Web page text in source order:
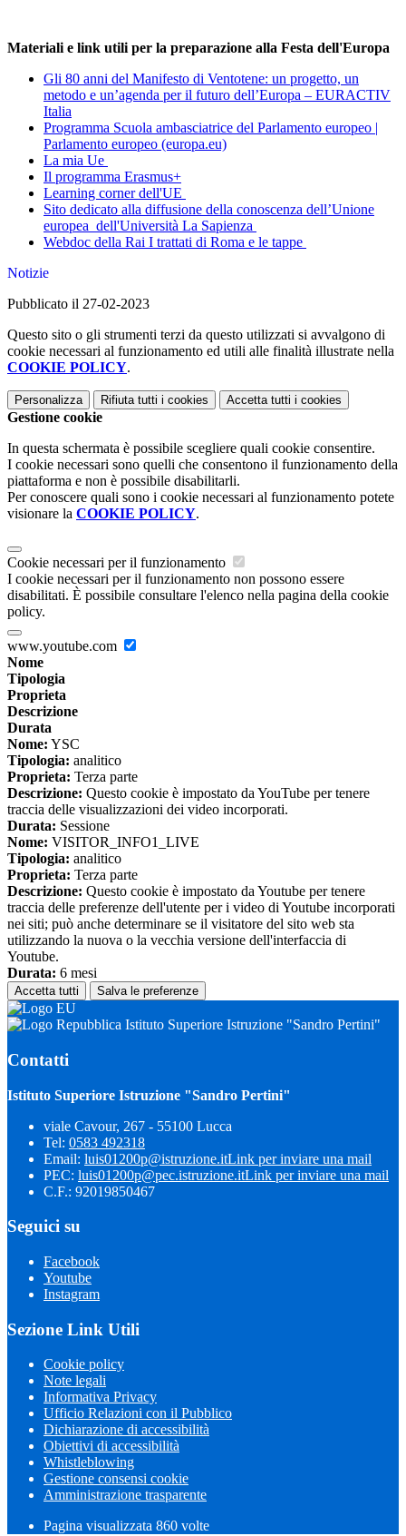
Materiali e link utili per la preparazione alla Festa dell'Europa
Gli 80 anni del Manifesto di Ventotene: un progetto, un
metodo e un’agenda per il futuro dell’Europa – EURACTIV
Italia
Programma Scuola ambasciatrice del Parlamento europeo |
Parlamento europeo (europa.eu)
La mia Ue
Il programma Erasmus+
Learning corner dell'UE
Sito dedicato alla diffusione della conoscenza dell’Unione
europea dell'Università La Sapienza
Webdoc della Rai I trattati di Roma e le tappe
Notizie
Pubblicato il 27-02-2023
Questo sito o gli strumenti terzi da questo utilizzati si avvalgono di
cookie necessari al funzionamento ed utili alle finalità illustrate nella
COOKIE POLICY.
Personalizza Rifiuta tutti i cookies Accetta tutti i cookies
Gestione cookie
In questa schermata è possibile scegliere quali cookie consentire.
I cookie necessari sono quelli che consentono il funzionamento della
piattaforma e non è possibile disabilitarli.
Per conoscere quali sono i cookie necessari al funzionamento potete
visionare la COOKIE POLICY.
Cookie necessari per il funzionamento
I cookie necessari per il funzionamento non possono essere
disabilitati. È possibile consultare l'elenco nella pagina della cookie
policy.
www.youtube.com
Nome
Tipologia
Proprieta
Descrizione
Durata
Nome: YSC
Tipologia: analitico
Proprieta: Terza parte
Descrizione: Questo cookie è impostato da YouTube per tenere
traccia delle visualizzazioni dei video incorporati.
Durata: Sessione
Nome: VISITOR_INFO1_LIVE
Tipologia: analitico
Proprieta: Terza parte
Descrizione: Questo cookie è impostato da Youtube per tenere
traccia delle preferenze dell'utente per i video di Youtube incorporati
nei siti; può anche determinare se il visitatore del sito web sta
utilizzando la nuova o la vecchia versione dell'interfaccia di
Youtube.
Durata: 6 mesi
Accetta tutti Salva le preferenze
Istituto Superiore Istruzione "Sandro Pertini"
Contatti
Istituto Superiore Istruzione "Sandro Pertini"
viale Cavour, 267 - 55100 Lucca
Tel: 0583 492318
Email: luis01200p@istruzione.itLink per inviare una mail
PEC: luis01200p@pec.istruzione.itLink per inviare una mail
C.F.: 92019850467
Seguici su
Facebook
Youtube
Instagram
Sezione Link Utili
Cookie policy
Note legali
Informativa Privacy
Ufficio Relazioni con il Pubblico
Dichiarazione di accessibilità
Obiettivi di accessibilità
Whistleblowing
Gestione consensi cookie
Amministrazione trasparente
Pagina visualizzata 860 volte